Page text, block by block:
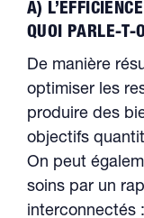
A)
QUOI PARLE-T-
De manière
optimiser les
produire des
objectifs
On peut
soins par un
interconnectés